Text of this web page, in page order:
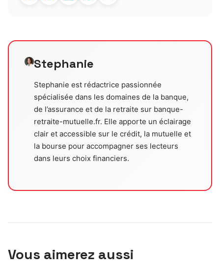
Stephanie
Stephanie est rédactrice passionnée
spécialisée dans les domaines de la banque,
de l’assurance et de la retraite sur banque-
retraite-mutuelle.fr. Elle apporte un éclairage
clair et accessible sur le crédit, la mutuelle et
la bourse pour accompagner ses lecteurs
dans leurs choix financiers.
Vous aimerez aussi